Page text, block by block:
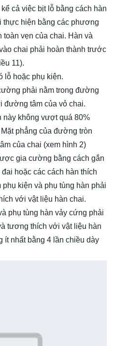
cả việc bịt lỗ bằng cách hàn
thực hiện bằng các phương
toàn vẹn của chai. Hàn và
chai phải hoàn thành trước
11).
lỗ hoặc phụ kiện.
phải nằm trong đường
đường tâm của vỏ chai.
không vượt quá 80%
phẳng của đường tròn
của chai (xem hình 2)
gia cường bằng cách gắn
hoặc các cách hàn thích
kiện và phụ tùng hàn phải
với vật liệu hàn chai.
phụ tùng hàn vảy cứng phải
tương thích với vật liệu hàn
ít nhất bằng 4 lần chiều dày